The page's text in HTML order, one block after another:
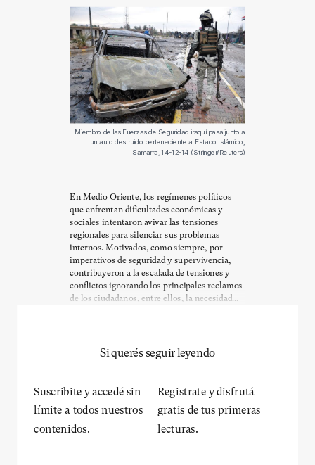
Miembro de las Fuerzas de Seguridad iraquí pasa junto a
un auto destruido perteneciente al Estado Islámico,
Samarra, 14-12-14 (Stringer/Reuters)
En Medio Oriente, los regímenes políticos
que enfrentan dificultades económicas y
sociales intentaron avivar las tensiones
regionales para silenciar sus problemas
internos. Motivados, como siempre, por
imperativos de seguridad y supervivencia,
contribuyeron a la escalada de tensiones y
conflictos ignorando los principales reclamos
de los ciudadanos, entre ellos, la necesidad...
Si querés seguir leyendo
Suscribite y accedé sin
límite a todos nuestros
contenidos.
Registrate y disfrutá
gratis de tus primeras
lecturas.